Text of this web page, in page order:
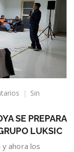
en
DE
MINERA
ANTUCOYA
Sin
SE PREPARA
LUKSIC
y ahora los